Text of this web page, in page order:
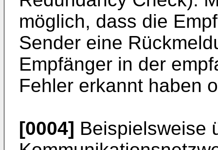
möglich, dass die
Sender eine
Empfänger in der
Fehler erkannt haben
[0004] Beispielsweise